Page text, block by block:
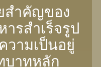
าคัญของ
ารสําเร็จรูป
วามเป็นอยู่
บาทหลัก